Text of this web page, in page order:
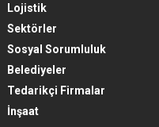
Lojistik
Sektörler
Sosyal Sorumluluk
Belediyeler
Tedarikçi Firmalar
İnşaat